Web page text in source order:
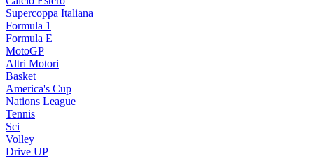
Supercoppa Italiana
Formula 1
Formula E
MotoGP
Altri Motori
Basket
America's Cup
Nations League
Tennis
Sci
Volley
Drive UP